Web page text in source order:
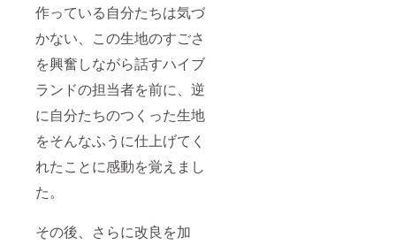
作っている自分たちは気づ
かない、この生地のすごさ
を興奮しながら話すハイブ
ランドの担当者を前に、逆
に自分たちのつくった生地
をそんなふうに仕上げてく
れたことに感動を覚えまし
た。
その後、さらに改良を加